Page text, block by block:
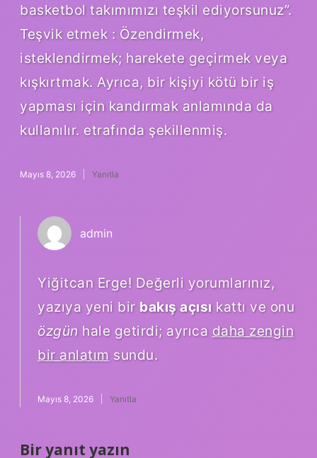
basketbol takımımızı teşkil ediyorsunuz”.
Teşvik etmek : Özendirmek,
isteklendirmek; harekete geçirmek veya
kışkırtmak. Ayrıca, bir kişiyi kötü bir iş
yapması için kandırmak anlamında da
kullanılır. etrafında şekillenmiş.
Mayıs 8, 2026 Yanıtla
admin
Yiğitcan Erge! Değerli yorumlarınız,
yazıya yeni bir bakış açısıkattı ve onu
özgünhale getirdi; ayrıca daha zengin
bir anlatım sundu.
Mayıs 8, 2026 Yanıtla
Bir yanıt yazın